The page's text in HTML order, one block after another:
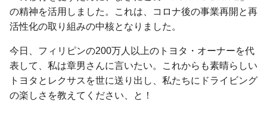
の精神を活用しました。これは、コロナ後の事業再開と再
活性化の取り組みの中核となりました。
今日、フィリピンの200万人以上のトヨタ・オーナーを代
表して、私は章男さんに言いたい。これからも素晴らしい
トヨタとレクサスを世に送り出し、私たちにドライビング
の楽しさを教えてください、と！